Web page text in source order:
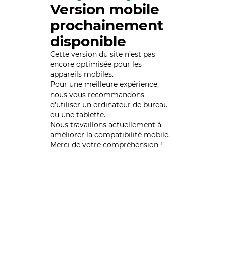
Version mobile
prochainement
disponible
Cette version du site n’est pas
encore optimisée pour les
appareils mobiles.
Pour une meilleure expérience,
nous vous recommandons
d'utiliser un ordinateur de bureau
ou une tablette.
Nous travaillons actuellement à
améliorer la compatibilité mobile.
Merci de votre compréhension !